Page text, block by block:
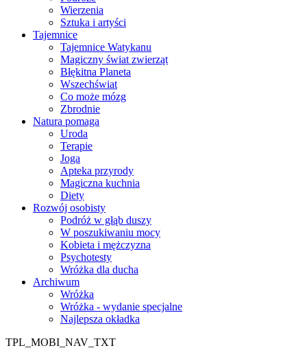
Wierzenia
Sztuka i artyści
Tajemnice
Tajemnice Watykanu
Magiczny świat zwierząt
Błękitna Planeta
Wszechświat
Co może mózg
Zbrodnie
Natura pomaga
Uroda
Terapie
Joga
Apteka przyrody
Magiczna kuchnia
Diety
Rozwój osobisty
Podróż w głąb duszy
W poszukiwaniu mocy
Kobieta i mężczyzna
Psychotesty
Wróżka dla ducha
Archiwum
Wróżka
Wróżka - wydanie specjalne
Najlepsza okładka
TPL_MOBI_NAV_TXT